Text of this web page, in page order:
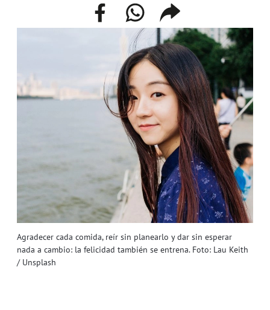
Agradecer cada comida, reír sin planearlo y dar sin esperar
nada a cambio: la felicidad también se entrena. Foto: Lau Keith
/ Unsplash
facebookwhatsappcompartir
enlace